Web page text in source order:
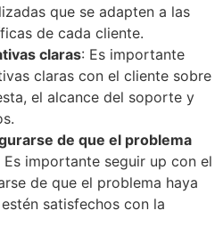
que se adapten a las
de cada cliente.
claras: Es importante
claras con el cliente sobre
el alcance del soporte y
de que el problema
Es importante seguir up con el
de que el problema haya
satisfechos con la